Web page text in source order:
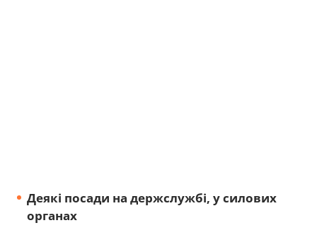
Деякі посади на держслужбі, у силових
органах